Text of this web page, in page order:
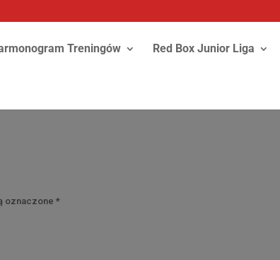
Treningów Red Box Junior Liga
oznaczone*